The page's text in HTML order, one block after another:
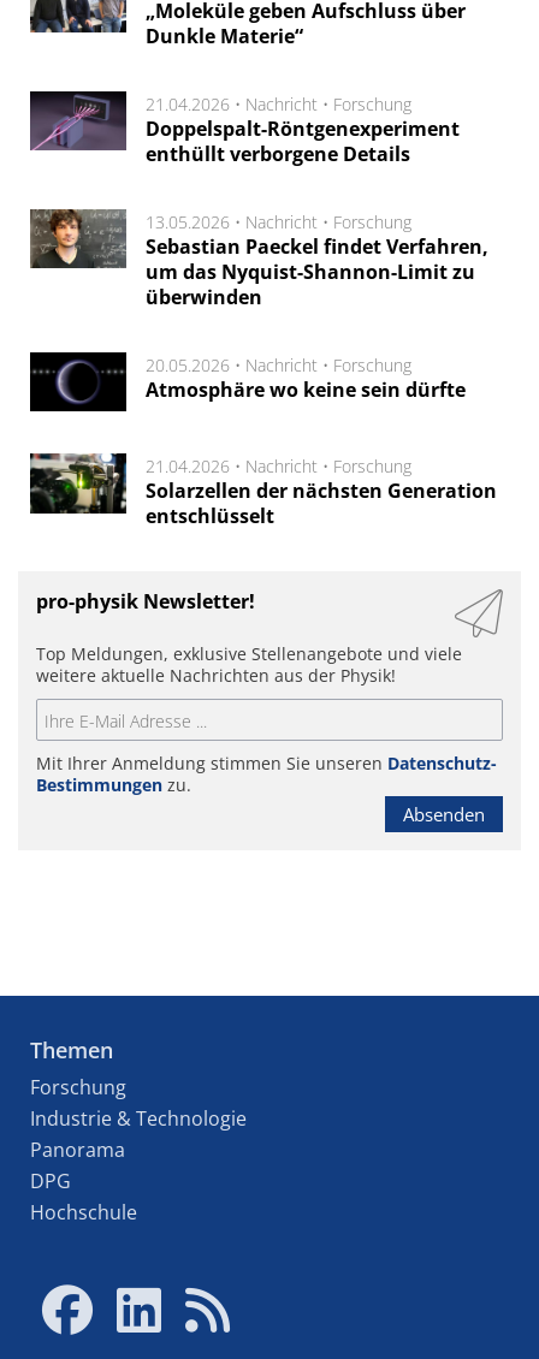
„Moleküle geben Aufschluss über
Dunkle Materie“
21.04.2026 • Nachricht • Forschung
Doppelspalt-Röntgenexperiment
enthüllt verborgene Details
13.05.2026 • Nachricht • Forschung
Sebastian Paeckel findet Verfahren,
um das Nyquist-Shannon-Limit zu
überwinden
20.05.2026 • Nachricht • Forschung
Atmosphäre wo keine sein dürfte
21.04.2026 • Nachricht • Forschung
Solarzellen der nächsten Generation
entschlüsselt
pro-physik Newsletter!
Top Meldungen, exklusive Stellenangebote und viele
weitere aktuelle Nachrichten aus der Physik!
Mit Ihrer Anmeldung stimmen Sie unseren Datenschutz-
Bestimmungen zu.
Absenden
Themen
Forschung
Industrie & Technologie
Panorama
DPG
Hochschule